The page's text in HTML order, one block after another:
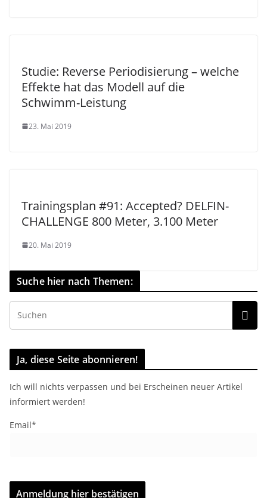
Studie: Reverse Periodisierung – welche
Effekte hat das Modell auf die
Schwimm-Leistung
23. Mai 2019
Trainingsplan #91: Accepted? DELFIN-
CHALLENGE 800 Meter, 3.100 Meter
20. Mai 2019
Suche hier nach Themen:
Ja, diese Seite abonnieren!
Ich will nichts verpassen und bei Erscheinen neuer Artikel
informiert werden!
Email*